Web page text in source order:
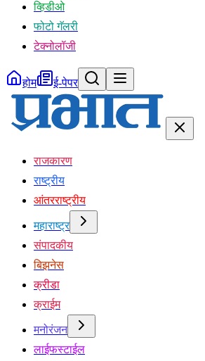
व्हिडीओ
फोटो गॅलरी
टेक्नोलॉजी
होम ई-पेपर
राजकारण
राष्ट्रीय
आंतरराष्ट्रीय
महाराष्ट्र
संपादकीय
बिझनेस
क्रीडा
क्राईम
मनोरंजन
लाईफस्टाईल